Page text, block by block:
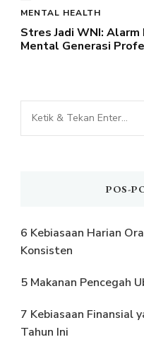
MENTAL HEALTH
Stres Jadi WNI:
Mental Generasi
Mencari
Sesuatu?
POS-
6 Kebiasaan Harian
Konsisten
5 Makanan Pencegah
7 Kebiasaan Finansial
Tahun Ini